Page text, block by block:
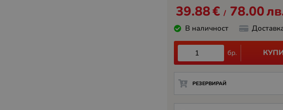
39.88€ / 78.00
В наличност
бр.
РЕЗЕРВИРАЙ